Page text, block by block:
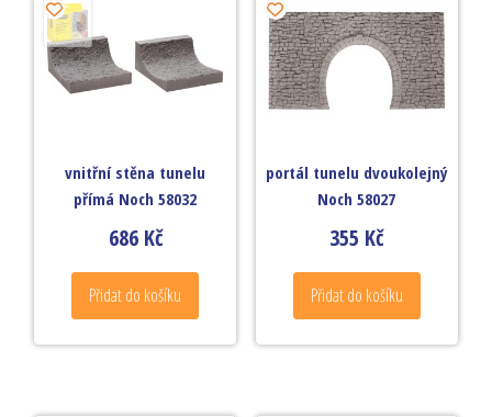
vnitřní stěna tunelu
přímá Noch 58032
686 Kč
Přidat do košíku
portál tunelu dvoukolejný
Noch 58027
355 Kč
Přidat do košíku